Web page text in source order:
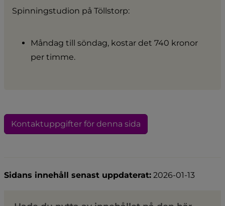
Spinningstudion på Töllstorp:
Måndag till söndag, kostar det 740 kronor
per timme.
Kontaktuppgifter för denna sida
Sidans innehåll senast uppdaterat: 2026-01-13